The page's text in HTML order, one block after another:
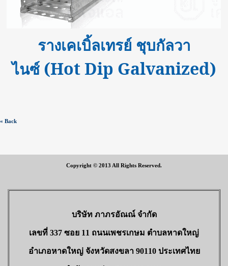
รางเคเบิ้ลเทรย์ ชุบกัลวา
ไนซ์ (Hot Dip Galvanized)
« Back
Copyright © 2013 All Rights Reserved.
บริษัท ภาภรอัณณ์ จำกัด
เลขที่ 337 ซอย 11 ถนนเพชรเกษม ตำบลหาดใหญ่
อำเภอหาดใหญ่ จังหวัดสงขลา 90110 ประเทศไทย